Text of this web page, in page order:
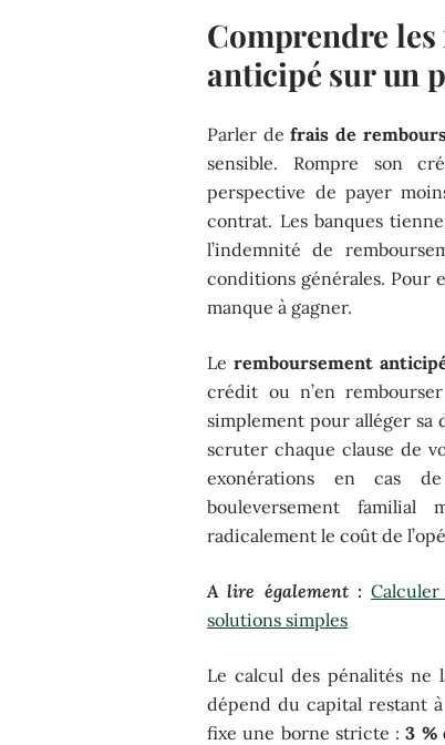
Comprendre
anticipé sur un
Parler defrais de
sensible. Rompre son
perspective de payer
contrat. Les banques
l’indemnité de
conditions générales. Pour
manque à gagner.
Le remboursement
crédit ou n’en
simplement pour alléger sa
scruter chaque clause de
exonérations en cas
bouleversement familial
radicalement le coût de
A lire également :
solutions simples
Le calcul des pénalités ne
dépend du capital restant
fixe une borne stricte :3 %